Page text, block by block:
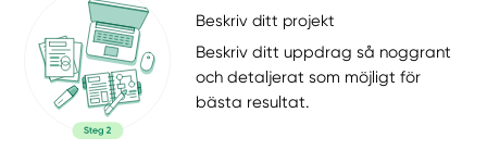
Beskriv ditt projekt
Beskriv ditt uppdrag så noggrant
och detaljerat som möjligt för
bästa resultat.